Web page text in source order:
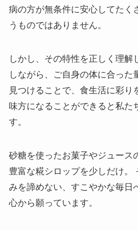
病の方が無条件に安心してたく
うものではありません。
しかし、その特性を正しく理解
しながら、ご自身の体に合った
見つけることで、食生活に彩り
味方になることができると私た
す。
砂糖を使ったお菓子やジュース
豊富な糀シロップを少しだけ。
みを諦めない、すこやかな毎日
心から願っています。